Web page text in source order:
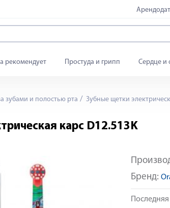
рекомендует Простуда и грипп Сердце и
зубами и полостью рта Зубные щетки
карс D12.513K
Бренд: